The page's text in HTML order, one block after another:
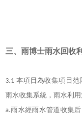
三、雨博士雨水回收
3.1 本項目為收集項目
雨水收集系統，雨水利用
a.雨水經雨水管道收集